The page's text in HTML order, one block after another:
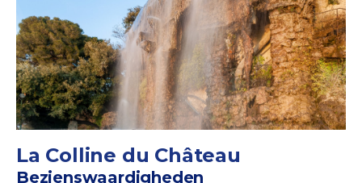
La Colline du Château
Bezienswaardigheden